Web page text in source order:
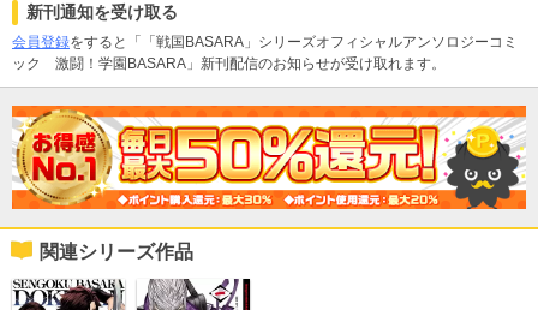
新刊通知を受け取る
会員登録をすると「「戦国BASARA」シリーズオフィシャルアンソロジーコミ
ック 激闘！学園BASARA」新刊配信のお知らせが受け取れます。
関連シリーズ作品